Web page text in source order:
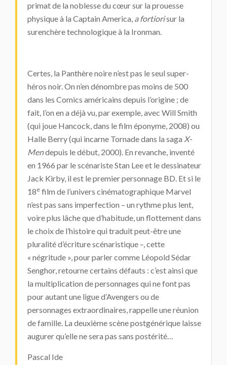
primat de la noblesse du cœur sur la prouesse
physique à la Captain America, a fortiorisur la
surenchère technologique à la Ironman.
Certes, la Panthère noire n’est pas le seul super-
héros noir. On n’en dénombre pas moins de 500
dans les Comics américains depuis l’origine ; de
fait, l’on en a déjà vu, par exemple, avec Will Smith
(qui joue Hancock, dans le film éponyme, 2008) ou
Halle Berry (qui incarne Tornade dans la saga X-
Mendepuis le début, 2000). En revanche, inventé
en 1966 par le scénariste Stan Lee et le dessinateur
Jack Kirby, il est le premier personnage BD. Et si le
18e film de l’univers cinématographique Marvel
n’est pas sans imperfection – un rythme plus lent,
voire plus lâche que d’habitude, un flottement dans
le choix de l’histoire qui traduit peut-être une
pluralité d’écriture scénaristique –, cette
« négritude », pour parler comme Léopold Sédar
Senghor, retourne certains défauts : c’est ainsi que
la multiplication de personnages qui ne font pas
pour autant une ligue d’Avengers ou de
personnages extraordinaires, rappelle une réunion
de famille. La deuxième scène postgénérique laisse
augurer qu’elle ne sera pas sans postérité…
Pascal Ide